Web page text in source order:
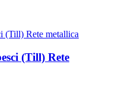
(Till) Rete